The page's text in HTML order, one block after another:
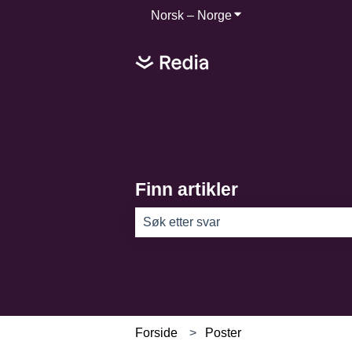
Norsk – NorgeVis undermeny for
Finn artikler
Forside Poster